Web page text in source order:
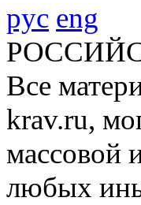
рус eng
Все
krav.ru,
массовой
любых